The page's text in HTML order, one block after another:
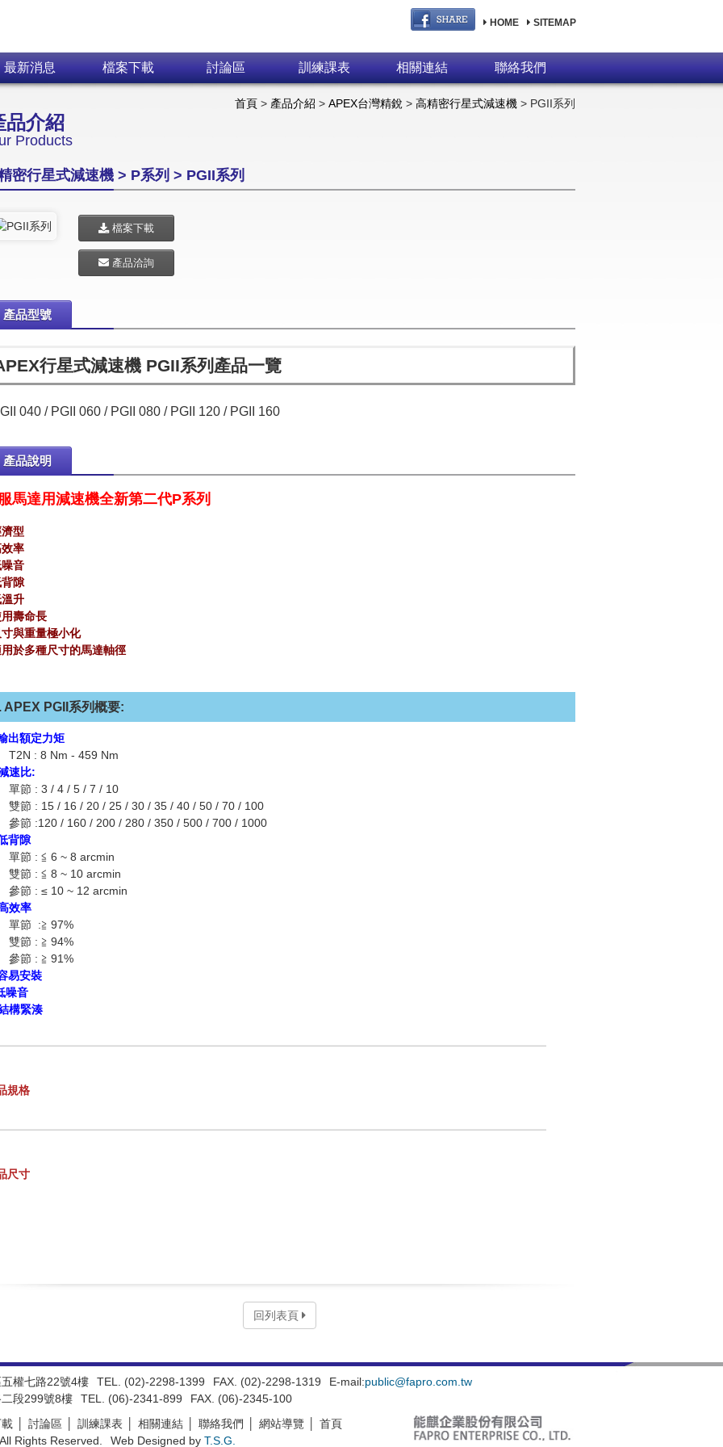
HOME SITEMAP
最新消息 檔案下載 討論區 訓練課表 相關連結 聯絡我們
首頁 > 產品介紹 >APEX台灣精銳 >高精密行星式減速機 > PGII系列
品介紹
Products
密行星式減速機 > P系列 > PGII系列
檔案下載
產品洽詢
產品型號
行星式減速機 PGII系列產品一覽
040 / PGII 060 / PGII 080 / PGII 120 / PGII 160
產品說明
馬達用減速機全新第二代P系列
型
率
音
隙
升
壽命長
與重量極小化
於多種尺寸的馬達軸徑
APEX PGII系列概要:
出額定力矩
T2N : 8 Nm - 459 Nm
速比:
單節 : 3 / 4 / 5 / 7 / 10
雙節 : 15 / 16 / 20 / 25 / 30 / 35 / 40 / 50 / 70 / 100
參節 :120 / 160 / 200 / 280 / 350 / 500 / 700 / 1000
背隙
單節 : ≦ 6 ~ 8 arcmin
雙節 : ≦ 8 ~ 10 arcmin
參節 : ≤ 10 ~ 12 arcmin
效率
單節 :≧ 97%
雙節 : ≧ 94%
參節 : ≧ 91%
易安裝
噪音
構緊湊
規格
尺寸
回列表頁
權七路22號4樓 TEL. (02)-2298-1399 FAX. (02)-2298-1319 E-mail:public@fapro.com.tw
段299號8樓 TEL. (06)-2341-899
FAX. (06)-2345-100
討論區 訓練課表 相關連結 聯絡我們 網站導覽
首頁
Rights Reserved. Web Designed by T.S.G.